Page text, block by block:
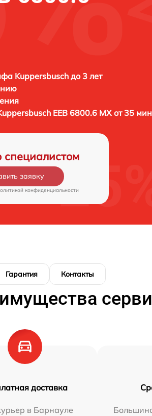
Kuppersbusch до 3 лет
EEB 6800.6 MX от 35
специалистом
заявку
конфиденциальности
Гарантия Контакты
доставка
в Барнауле